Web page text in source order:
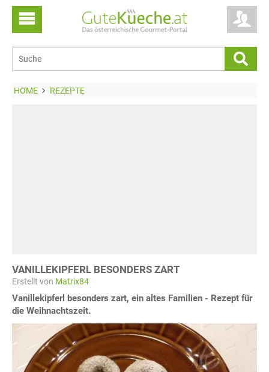
HOME REZEPTE
VANILLEKIPFERL BESONDERS ZART
Erstellt von Matrix84
Vanillekipferl besonders zart, ein altes Familien - Rezept für
die Weihnachtszeit.